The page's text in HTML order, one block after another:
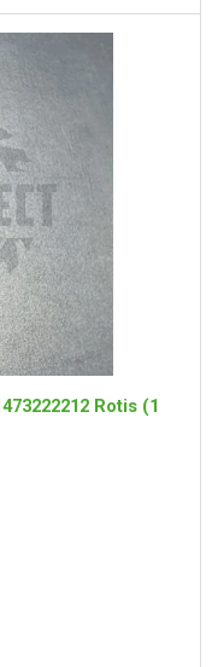
Rotis (1